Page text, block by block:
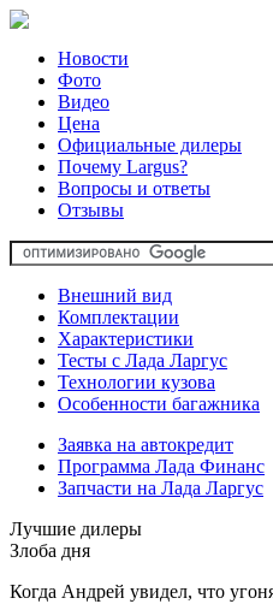
Новости
Фото
Видео
Цена
Официальные дилеры
Почему Largus?
Вопросы и ответы
Отзывы
Внешний вид
Комплектации
Характеристики
Тесты с Лада Ларгус
Технологии кузова
Особенности багажника
Заявка на автокредит
Программа Лада Финанс
Запчасти на Лада Ларгус
Лучшие дилеры
Злоба дня
Когда Андрей увидел, что